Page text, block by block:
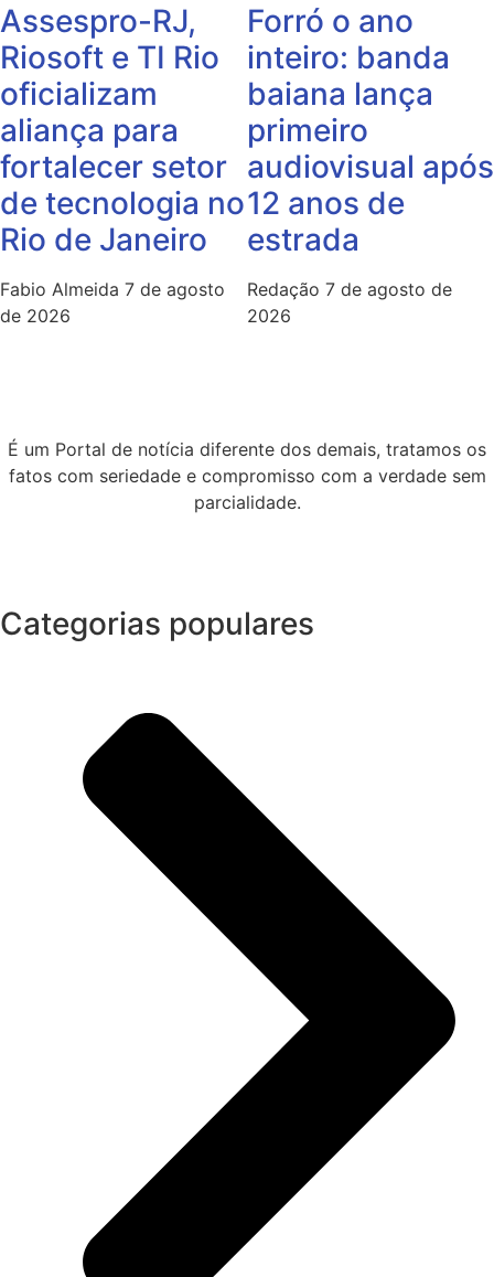
Assespro-RJ,
Riosoft e TI Rio
oficializam
aliança para
fortalecer setor
de tecnologia no
Rio de Janeiro
Fabio Almeida 7 de agosto
de 2026
Forró o ano
inteiro: banda
baiana lança
primeiro
audiovisual após
12 anos de
estrada
Redação 7 de agosto de
2026
É um Portal de notícia diferente dos demais, tratamos os
fatos com seriedade e compromisso com a verdade sem
parcialidade.
Categorias populares